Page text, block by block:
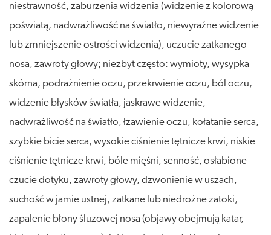
niestrawność, zaburzenia widzenia (widzenie z kolorową
poświatą, nadwrażliwość na światło, niewyraźne widzenie
lub zmniejszenie ostrości widzenia), uczucie zatkanego
nosa, zawroty głowy; niezbyt często: wymioty, wysypka
skórna, podrażnienie oczu, przekrwienie oczu, ból oczu,
widzenie błysków światła, jaskrawe widzenie,
nadwrażliwość na światło, łzawienie oczu, kołatanie serca,
szybkie bicie serca, wysokie ciśnienie tętnicze krwi, niskie
ciśnienie tętnicze krwi, bóle mięśni, senność, osłabione
czucie dotyku, zawroty głowy, dzwonienie w uszach,
suchość w jamie ustnej, zatkane lub niedrożne zatoki,
zapalenie błony śluzowej nosa (objawy obejmują katar,